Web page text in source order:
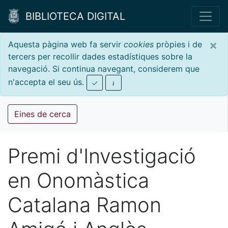
BIBLIOTECA DIGITAL
×
Aquesta pàgina web fa servir cookies pròpies i de
tercers per recollir dades estadístiques sobre la
navegació. Si continua navegant, considerem que
n'accepta el seu ús.
Eines de cerca
Premi d'Investigació
en Onomàstica
Catalana Ramon